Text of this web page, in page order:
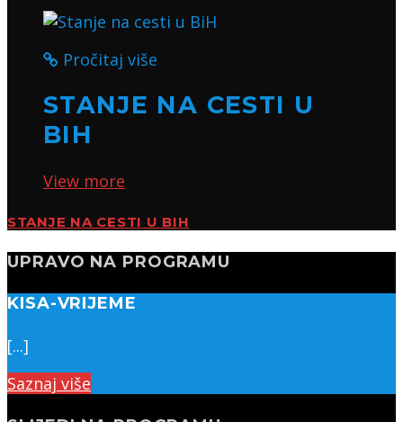
Pročitaj više
STANJE NA CESTI U
BIH
View more
STANJE NA CESTI U BIH
UPRAVO NA PROGRAMU
KISA-VRIJEME
[...]
Saznaj više